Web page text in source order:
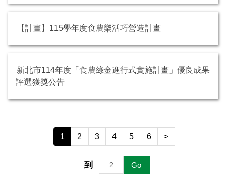
【計畫】115學年度食農樂活巧營造計畫
新北市114年度「食農綠金進行式實施計畫」優良成果
評選獲獎公告
1 2 3 4 5 6 >
到 Go